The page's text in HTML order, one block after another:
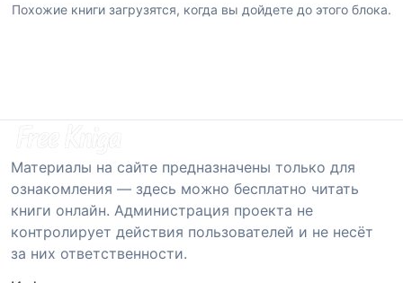
Похожие книги загрузятся, когда вы дойдете до этого блока.
Материалы на сайте предназначены только для
ознакомления — здесь можно бесплатно читать
книги онлайн. Администрация проекта не
контролирует действия пользователей и не несёт
за них ответственности.